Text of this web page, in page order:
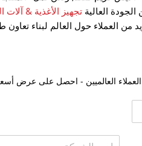
العالية تجهيز الأغذية & آلات
العالميين - احصل على عرض